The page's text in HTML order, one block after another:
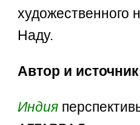
художественного
Наду.
Автор и
Индия